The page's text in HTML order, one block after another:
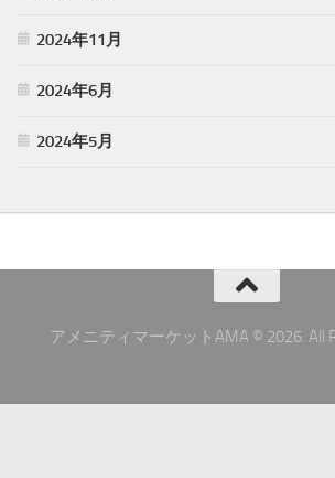
2024年11月
2024年6月
2024年5月
アメニティマーケットAMA © 2026. All